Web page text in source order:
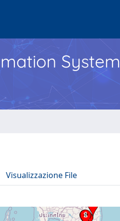
System
Visualizzazione File